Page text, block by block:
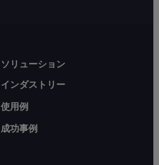
ソリューション
インダストリー
使用例
成功事例